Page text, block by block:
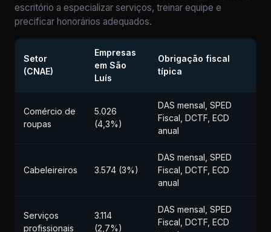
escritório a especializar serviços, treinar equipe e
precificar honorários adequados.
Setor
(CNAE)
Empresas
em São
Luís
Obrigação fiscal
típica
Comércio de
roupas
5.026
(4,3%)
DAS mensal, SPED
Fiscal, DCTF, ECD
anual
Cabeleireiros 3.574 (3%)
DAS mensal, SPED
Fiscal, DCTF, ECD
anual
Serviços
profissionais
3.114
(2,7%)
DAS mensal, SPED
Fiscal, DCTF, ECD